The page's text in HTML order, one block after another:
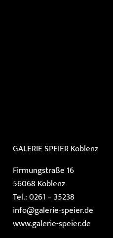
GALERIE SPEIERKoblenz
Firmungstraße 16
56068 Koblenz
Tel.: 0261 – 35238
info@galerie-speier.de
www.galerie-speier.de